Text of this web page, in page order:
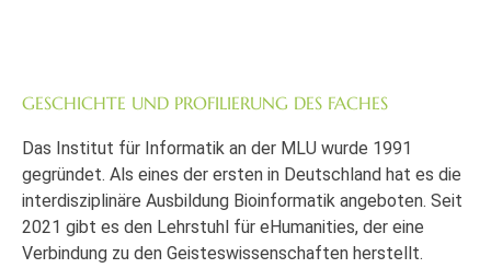
GESCHICHTE UND PROFILIERUNG DES FACHES
Das Institut für Informatik an der MLU wurde 1991
gegründet. Als eines der ersten in Deutschland hat es die
interdisziplinäre Ausbildung Bioinformatik angeboten. Seit
2021 gibt es den Lehrstuhl für eHumanities, der eine
Verbindung zu den Geisteswissenschaften herstellt.